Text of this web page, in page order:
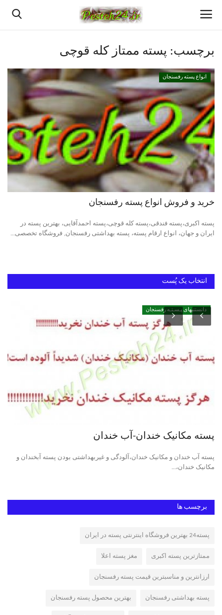
خانه
پسته اعلا رفسنجان
قیمت روزانه پسته رفسنجان
بهترین پسته رفسنجان
پسته رفسنجان
انواع پسته رفسنجان
خرید پسته رفسنجان
برچسب: پسته ممتاز کله قوچی
انواع پسته رفسنجان
خرید و فروش انواع پسته رفسنجان
پسته اکبری،پسته فندقی،پسته کله قوچی،پسته احمدآقایی، بهترین پسته در
ایران و جهان، انواع ارقام پسته، پسته بهداشتی رفسنجان, فروشگاه تخصصی...
انتخاب یک پُست
دانستنیهای پـسـتـه رفسنجان
پسته مکانیک خندان-آب خندان
پسته آب خندان و مکانیک خندان،آلودگی و غیربهداشتی بودن پسته آبخندان و
مکانیک خندان،...
برچسب ها
پسته24 بهترین فروشگاه اینترنتی پسته در ایران
ممتازترین پسته اکبری مغز پسته اعلا
ارزانترین و مناسبترین قیمت پسته رفسنجان
پسته بهداشتی رفسنجان بهترین محصول پسته رفسنجان